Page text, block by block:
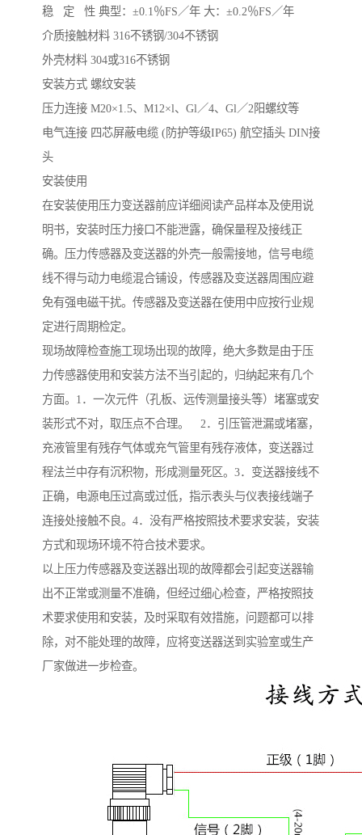
稳 定 性 典型：±0.1％FS／年 大：±0.2％FS／年
介质接触材料 316不锈钢/304不锈钢
外壳材料 304或316不锈钢
安装方式 螺纹安装
压力连接 M20×1.5、M12×l、Gl／4、Gl／2阳螺纹等
电气连接 四芯屏蔽电缆 (防护等级IP65) 航空插头 DIN接
头
安装使用
在安装使用压力变送器前应详细阅读产品样本及使用说
明书，安装时压力接口不能泄露，确保量程及接线正
确。压力传感器及变送器的外壳一般需接地，信号电缆
线不得与动力电缆混合铺设，传感器及变送器周围应避
免有强电磁干扰。传感器及变送器在使用中应按行业规
定进行周期检定。
现场故障检查施工现场出现的故障，绝大多数是由于压
力传感器使用和安装方法不当引起的，归纳起来有几个
方面。1．一次元件（孔板、远传测量接头等）堵塞或安
装形式不对，取压点不合理。 2．引压管泄漏或堵塞，
充液管里有残存气体或充气管里有残存液体，变送器过
程法兰中存有沉积物，形成测量死区。3．变送器接线不
正确，电源电压过高或过低，指示表头与仪表接线端子
连接处接触不良。4．没有严格按照技术要求安装，安装
方式和现场环境不符合技术要求。
以上压力传感器及变送器出现的故障都会引起变送器输
出不正常或测量不准确，但经过细心检查，严格按照技
术要求使用和安装，及时采取有效措施，问题都可以排
除，对不能处理的故障，应将变送器送到实验室或生产
厂家做进一步检查。